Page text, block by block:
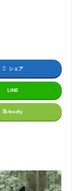
シェア
LINE
feedly